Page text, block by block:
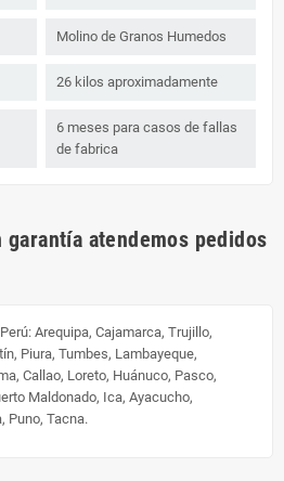
Molino de Granos Humedos
26 kilos aproximadamente
6 meses para casos de fallas
de fabrica
garantía atendemos pedidos
Arequipa, Cajamarca, Trujillo,
Piura, Tumbes, Lambayeque,
Callao, Loreto, Huánuco, Pasco,
Maldonado, Ica, Ayacucho,
Puno, Tacna.